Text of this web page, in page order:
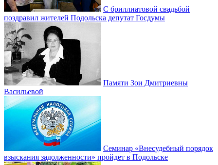
С бриллиатовой свадьбой
поздравил жителей Подольска депутат Госдумы
Памяти Зои Дмитриевны
Васильевой
Семинар «Внесудебный порядок
взыскания задолженности» пройдет в Подольске